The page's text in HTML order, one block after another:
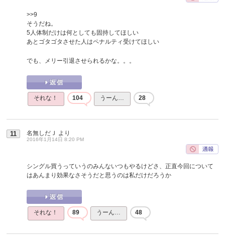
>>9
そうだね。
5人体制だけは何としても固持してほしい
あとゴタゴタさせた人はペナルティ受けてほしい
でも、メリー引退させられるかな。。。
それな！ 104 うーん… 28
11 名無しだＪ より
2016年1月14日 8:20 PM
シングル買うっていうのみんないつもやるけどさ、正直今回について
はあんまり効果なさそうだと思うのは私だけだろうか
それな！ 89 うーん… 48